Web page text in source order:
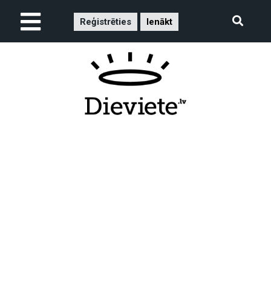
Reģistrēties Ienākt